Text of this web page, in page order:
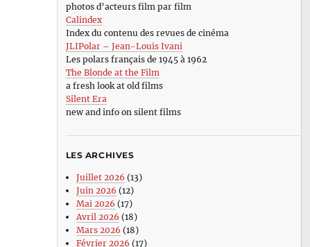
photos d’acteurs film par film
Calindex
Index du contenu des revues de cinéma
JLIPolar – Jean-Louis Ivani
Les polars français de 1945 à 1962
The Blonde at the Film
a fresh look at old films
Silent Era
new and info on silent films
LES ARCHIVES
Juillet 2026 (13)
Juin 2026 (12)
Mai 2026 (17)
Avril 2026 (18)
Mars 2026 (18)
Février 2026 (17)